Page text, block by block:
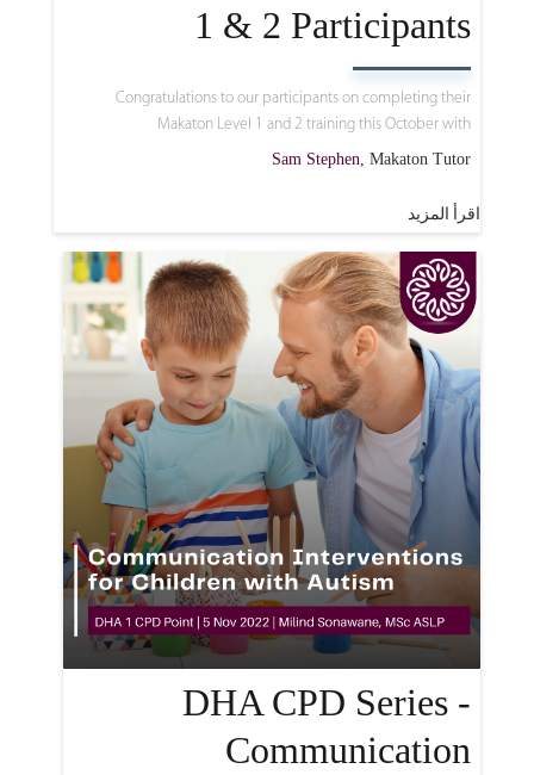
1 & 2 Participants
Congratulations to our participants on completing their
Makaton Level 1 and 2 training this October with
Sam Stephen, Makaton Tutor
اقرأ المزيد
DHA CPD Series -
Communication